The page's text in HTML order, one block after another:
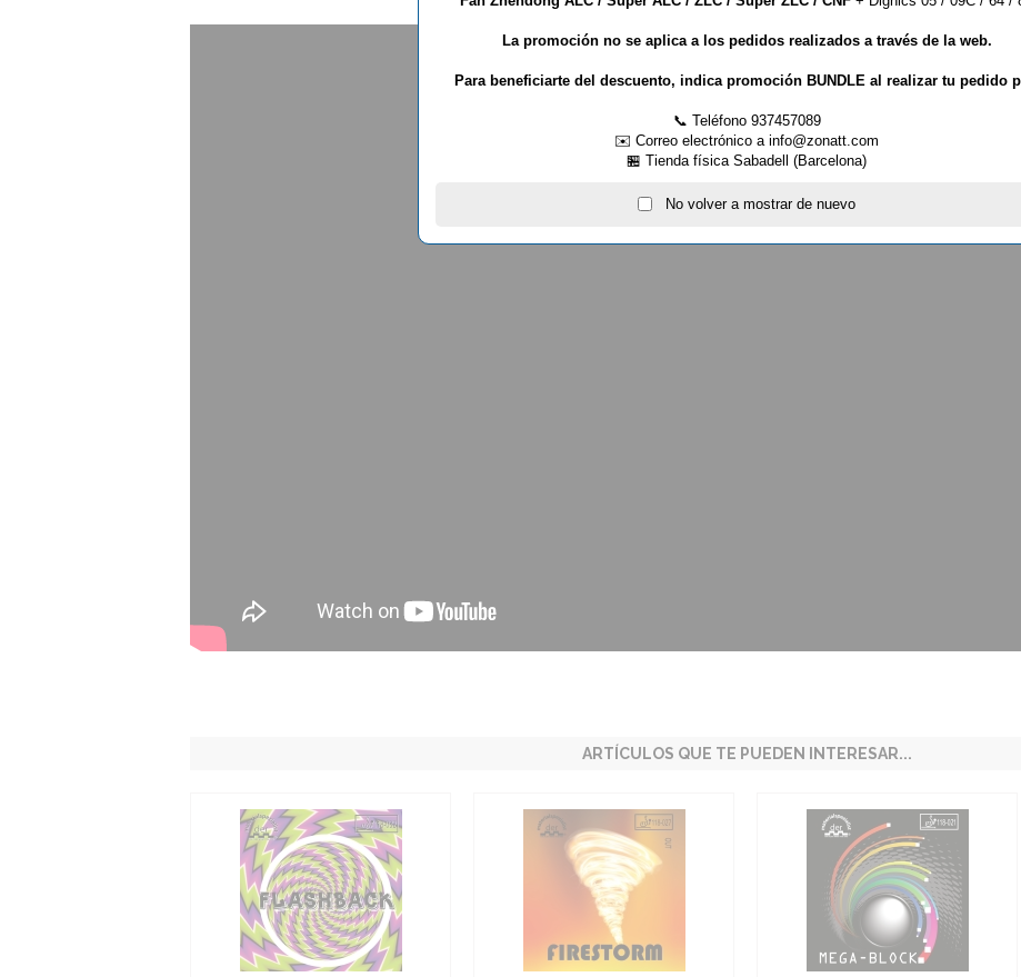
ARTÍCULOS QUE TE PUEDEN INTERESAR...
La promoción no se aplica a los pedidos realizados a través de la web.
Para beneficiarte del descuento, indica promoción BUNDLE al realizar tu pedido
📞 Teléfono 937457089
✉️ Correo electrónico a info@zonatt.com
🏪 Tienda física Sabadell (Barcelona)
No volver a mostrar de nuevo